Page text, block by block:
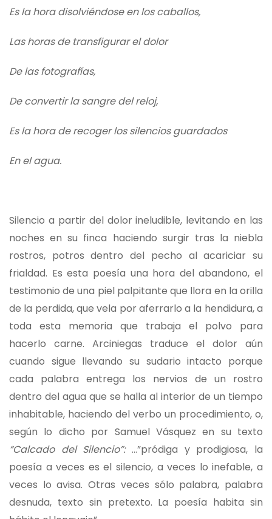
Es la hora disolviéndose en los caballos,
Las horas de transfigurar el dolor
De las fotografías,
De convertir la sangre del reloj,
Es la hora de recoger los silencios guardados
En el agua.
Silencio a partir del dolor ineludible, levitando en las
noches en su finca haciendo surgir tras la niebla
rostros, potros dentro del pecho al acariciar su
frialdad. Es esta poesía una hora del abandono, el
testimonio de una piel palpitante que llora en la orilla
de la perdida, que vela por aferrarlo a la hendidura, a
toda esta memoria que trabaja el polvo para
hacerlo carne. Arciniegas traduce el dolor aún
cuando sigue llevando su sudario intacto porque
cada palabra entrega los nervios de un rostro
dentro del agua que se halla al interior de un tiempo
inhabitable, haciendo del verbo un procedimiento, o,
según lo dicho por Samuel Vásquez en su texto
“Calcado del Silencio”: …”pródiga y prodigiosa, la
poesía a veces es el silencio, a veces lo inefable, a
veces lo avisa. Otras veces sólo palabra, palabra
desnuda, texto sin pretexto. La poesía habita sin